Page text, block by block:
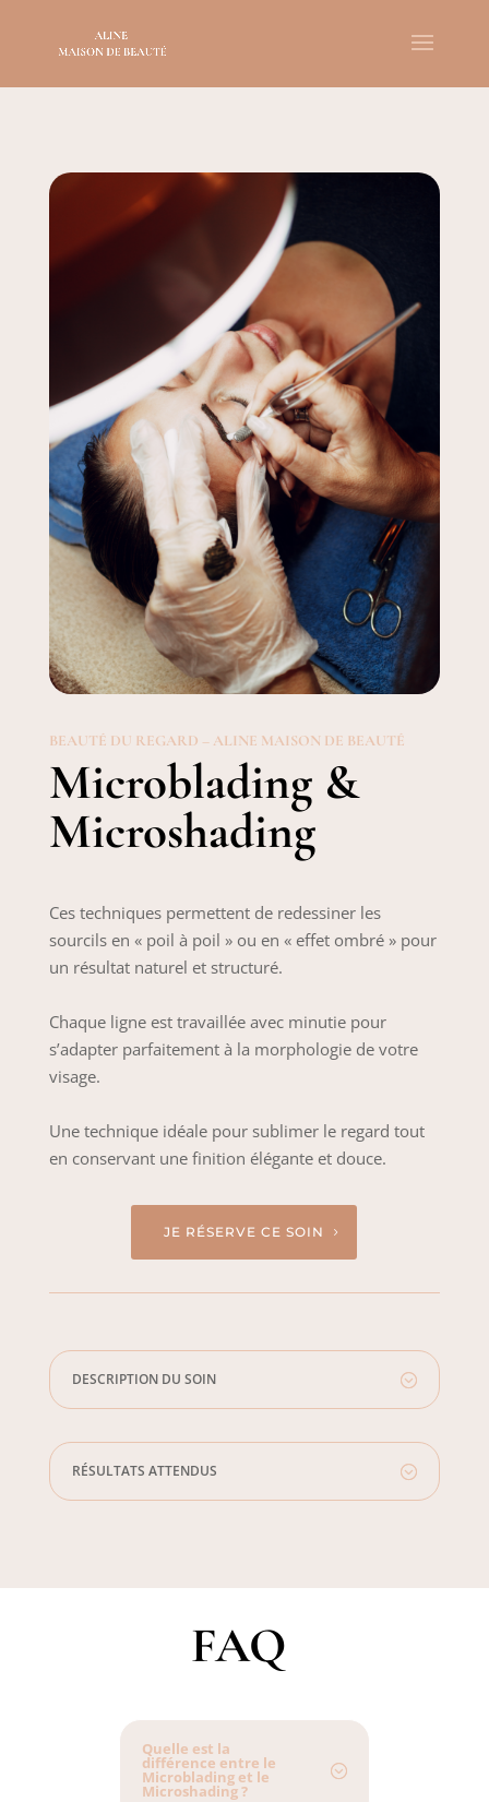
BEAUTÉ DU REGARD – ALINE MAISON DE BEAUTÉ
Microblading &
Microshading
Ces techniques permettent de redessiner les
sourcils en « poil à poil » ou en « effet ombré » pour
un résultat naturel et structuré.
Chaque ligne est travaillée avec minutie pour
s’adapter parfaitement à la morphologie de votre
visage.
Une technique idéale pour sublimer le regard tout
en conservant une finition élégante et douce.
JE RÉSERVE CE SOIN
DESCRIPTION DU SOIN
RÉSULTATS ATTENDUS
FAQ
Quelle est la
différence entre le
Microblading et le
Microshading ?